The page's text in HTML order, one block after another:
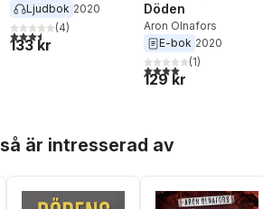
röster:
Ljudbok 2020
3,5utav 5 stjärnor. Totalt antal röster:
(4)
133 kr
Döden
Aron Olnafors
E-bok 2020
4,0utav 5 stjärnor.
(1)
129 kr
är intresserad av